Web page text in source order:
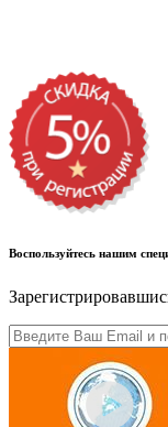
Воспользуйтесь нашим